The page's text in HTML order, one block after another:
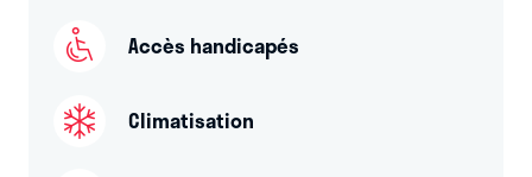
Accès handicapés
Climatisation